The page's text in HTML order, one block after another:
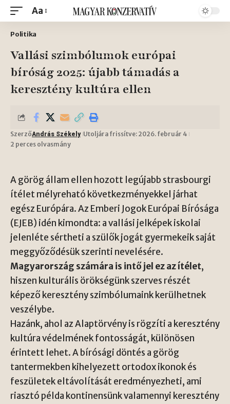
Aa
Politika
Vallási szimbólumok európai
bíróság 2025: újabb támadás a
keresztény kultúra ellen
SzerzőAndrás Székely Utoljára frissítve: 2026. február 4
2 perces olvasmány
A görög állam ellen hozott legújabb strasbourgi
ítélet mélyreható következményekkel járhat
egész Európára. Az Emberi Jogok Európai Bírósága
(EJEB) idén kimondta: a vallási jelképek iskolai
jelenléte sértheti a szülők jogát gyermekeik saját
meggyőződésük szerinti nevelésére.
Magyarország számára is intő jel ez az ítélet,
hiszen kulturális örökségünk szerves részét
képező keresztény szimbólumaink kerülhetnek
veszélybe.
Hazánk, ahol az Alaptörvény is rögzíti a keresztény
kultúra védelmének fontosságát, különösen
érintett lehet. A bírósági döntés a görög
tantermekben kihelyezett ortodox ikonok és
feszületek eltávolítását eredményezheti, ami
riasztó példa kontinensünk valamennyi keresztény